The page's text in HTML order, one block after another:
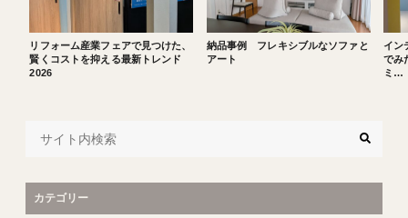
リフォーム産業フェアで見つけた、
賢くコストを抑える最新トレンド
2026
納品事例 フレキシブルなソファと
アート
イン
でみ
ミ…
カテゴリー